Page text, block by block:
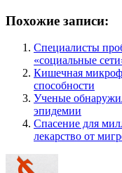
Похожие записи:
Специалисты
«социальные
Кишечная
способности
Ученые
эпидемии
Спасение для
лекарство от